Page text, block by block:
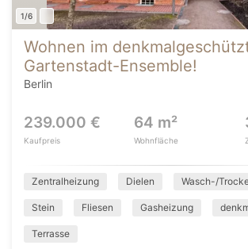
1/6
Wohnen im
Gartenstadt-Ensemble!
Berlin
239.000 €
Kaufpreis
64 m²
Wohnfläche
Zentralheizung Dielen Wasch-/
Stein Fliesen Gasheizung
Terrasse